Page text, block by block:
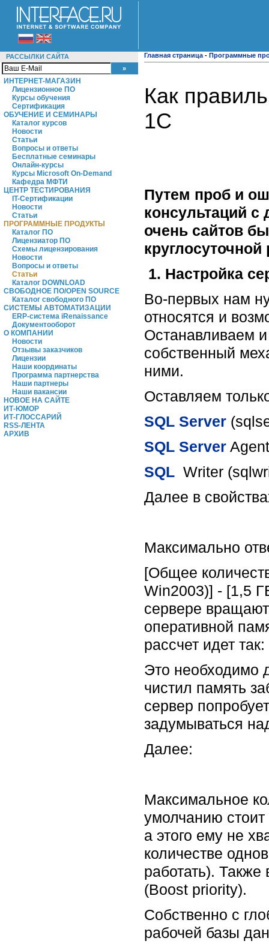
РАССЫЛКИ САЙТА
ИНТЕРНЕТ-МАГАЗИН
Лицензионное ПО
Курсы обучения
Сертификация
ОБУЧЕНИЕ И СЕМИНАРЫ
Каталог курсов
Новости
Статьи
Вопросы и ответы
Бесплатные семинары
Онлайн-курсы
Курсы Microsoft On-Demand
Кафедра МФТИ
ЦЕНТР ТЕСТИРОВАНИЯ
IT-Сертификации
Новости
Статьи
ПРОГРАММНЫЕ ПРОДУКТЫ
Каталог ПО
Лицензиатор ПО
Схемы лицензирования
Новости
Вопросы и ответы
Статьи
Каталог DOWNLOAD
СВОБОДНОЕ ПО/OPEN SOURCE
Каталог свободного ПО
СИСТЕМЫ АВТОМАТИЗАЦИИ
ERP-система iRenaissance
Документооборот
О КОМПАНИИ
Новости
Отзывы заказчиков
Лицензии
Наши координаты
Программа партнерства
Наши партнеры
Наши вакансии
НОВОЕ НА САЙТЕ
ИТ-ЮМОР
ИТ-ГЛОССАРИЙ
RSS-ЛЕНТА
АРХИВ
Главная страница - Программные
Как
1С
Путем проб и
консультаций
очень сайтов
1. Настройка
Во-первых нам
относятся и
Останавливаем
собственный
ними.
Оставляем
SQL Server
SQL Server
SQL Writer
Далее в
Максимально
[Общее
Win2003)] - [1,5
сервере
оперативной
рассчет идет
Это необходимо
чистил память
сервер
задумываться
Далее:
Максимальное
умолчанию
а этого ему не
количестве
работать).
(Boost priority).
Собственно с
рабочей базы